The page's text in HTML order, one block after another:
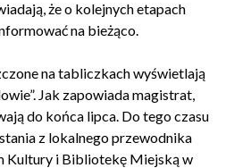
że o kolejnych etapach
na bieżąco.
na tabliczkach wyświetlają
Jak zapowiada magistrat,
do końca lipca. Do tego czasu
z lokalnego przewodnika
Kultury i Bibliotekę Miejską w